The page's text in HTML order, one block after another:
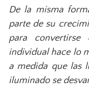
De la misma
parte de su
para
individual hace lo
a medida que las
iluminado se